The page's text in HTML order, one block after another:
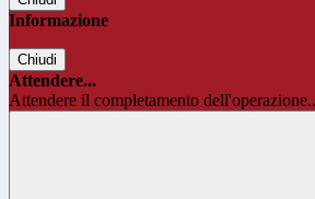
Informazione
Chiudi
Attendere...
Attendere il completamento